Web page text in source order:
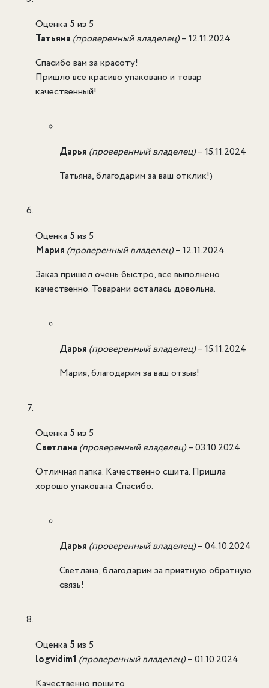
Оценка 5 из 5
Татьяна (проверенный владелец)–12.11.2024
Спасибо вам за красоту!
Пришло все красиво упаковано и товар
качественный!
Дарья (проверенный владелец)–15.11.2024
Татьяна, благодарим за ваш отклик!)
Оценка 5 из 5
Мария (проверенный владелец)–12.11.2024
Заказ пришел очень быстро, все выполнено
качественно. Товарами осталась довольна.
Дарья (проверенный владелец)–15.11.2024
Мария, благодарим за ваш отзыв!
Оценка 5 из 5
Светлана (проверенный владелец)–03.10.2024
Отличная папка. Качественно сшита. Пришла
хорошо упакована. Спасибо.
Дарья (проверенный владелец)–04.10.2024
Светлана, благодарим за приятную обратную
связь!
Оценка 5 из 5
logvidim1 (проверенный владелец)–01.10.2024
Качественно пошито